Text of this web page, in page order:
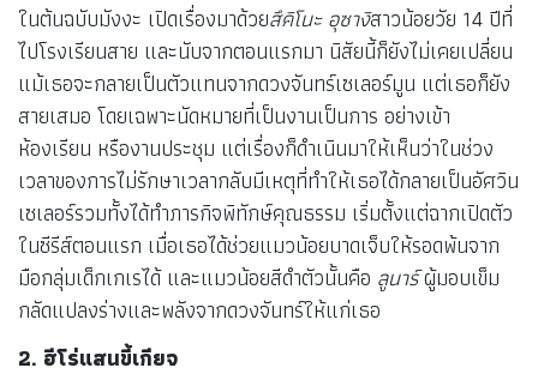
ในต้นฉบับมังงะ เปิดเรื่องมาด้วยสึคิโนะ อุซางิสาวน้อยวัย 14 ปีที่
ไปโรงเรียนสาย และนับจากตอนแรกมา นิสัยนี้ก็ยังไม่เคยเปลี่ยน
แม้เธอจะกลายเป็นตัวแทนจากดวงจันทร์เซเลอร์มูน แต่เธอก็ยัง
สายเสมอ โดยเฉพาะนัดหมายที่เป็นงานเป็นการ อย่างเข้า
ห้องเรียน หรืองานประชุม แต่เรื่องก็ดำเนินมาให้เห็นว่าในช่วง
เวลาของการไม่รักษาเวลากลับมีเหตุที่ทำให้เธอได้กลายเป็นอัศวิน
เซเลอร์รวมทั้งได้ทำภารกิจพิทักษ์คุณธรรม เริ่มตั้งแต่ฉากเปิดตัว
ในซีรีส์ตอนแรก เมื่อเธอได้ช่วยแมวน้อยบาดเจ็บให้รอดพ้นจาก
มือกลุ่มเด็กเกเรได้ และแมวน้อยสีดำตัวนั้นคือ ลูนาร์ผู้มอบเข็ม
กลัดแปลงร่างและพลังจากดวงจันทร์ให้แก่เธอ
2. ฮีโร่แสนขี้เกียจ